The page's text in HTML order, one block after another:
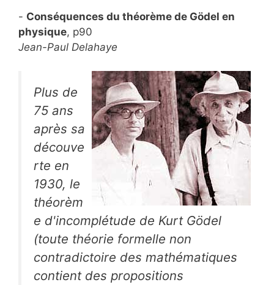
- Conséquences du théorème de Gödel en
physique, p90
Jean-Paul Delahaye
Plus de
75 ans
après sa
découve
rte en
1930, le
théorèm
e d'incomplétude de Kurt Gödel
(toute théorie formelle non
contradictoire des mathématiques
contient des propositions